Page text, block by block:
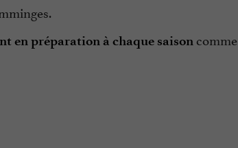
en préparation à chaque saison